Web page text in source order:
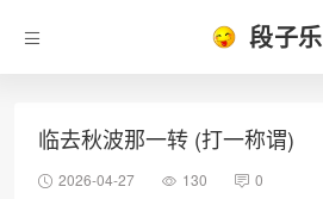
段子乐
临去秋波那一转 (打一称谓)
2026-04-27 130 0